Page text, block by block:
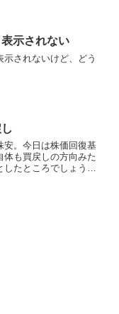
示されない
示されないけど、どう
安。今日は株価回復基
体も買戻しの方向みた
したところでしょう